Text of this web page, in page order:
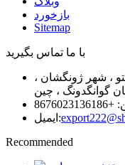
بازخورد
Sitemap
با ما تماس بگیرید
، شهر ژونگشان ،
گوانگدونگ ، چین
ایمیل:
Recommended